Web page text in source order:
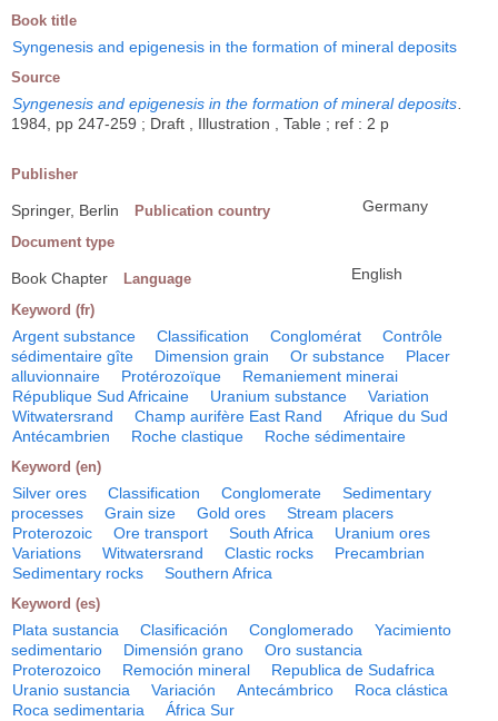
Book title
Syngenesis and epigenesis in the formation of mineral deposits
Source
Syngenesis and epigenesis in the formation of mineral deposits.
1984, pp 247-259 ; Draft , Illustration , Table ; ref : 2 p
Publisher
Springer, Berlin Publication country Germany
Document type
Book Chapter Language English
Keyword (fr)
Argent substance Classification Conglomérat
Contrôle
sédimentaire gîte
Dimension grain Or substance
Placer
alluvionnaire
Protérozoïque
Remaniement minerai
République Sud Africaine
Uranium substance
Variation
Witwatersrand
Champ aurifère East Rand
Afrique du Sud
Antécambrien
Roche clastique Roche sédimentaire
Keyword (en)
Silver ores Classification Conglomerate
Sedimentary
processes
Grain size Gold ores
Stream placers
Proterozoic
Ore transport South Africa
Uranium ores
Variations
Witwatersrand Clastic rocks
Precambrian
Sedimentary rocks
Southern Africa
Keyword (es)
Plata sustancia Clasificación Conglomerado
Yacimiento
sedimentario
Dimensión grano
Oro sustancia
Proterozoico
Remoción mineral
Republica de Sudafrica
Uranio sustancia
Variación Antecámbrico
Roca clástica
Roca sedimentaria
África Sur